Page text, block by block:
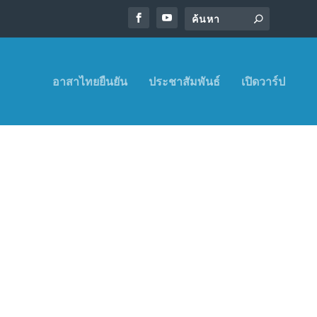
อาสาไทยยืนยัน ประชาสัมพันธ์ เปิดวาร์ป